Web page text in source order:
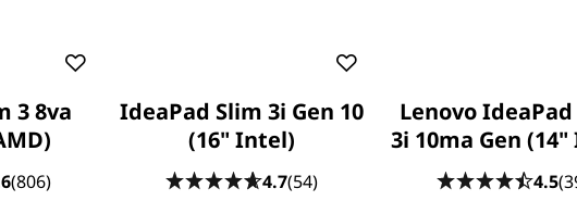
Algunos puertos/ranuras pueden ser
visuales, gracias
de la pantalla FHD de
placer. Este
otorga a la notebook
relaciones de área activa
3 8va
(806)
IdeaPad Slim 3i Gen 10
(16" Intel)
4.7(54)
Lenovo
3i 10ma Gen
4.5